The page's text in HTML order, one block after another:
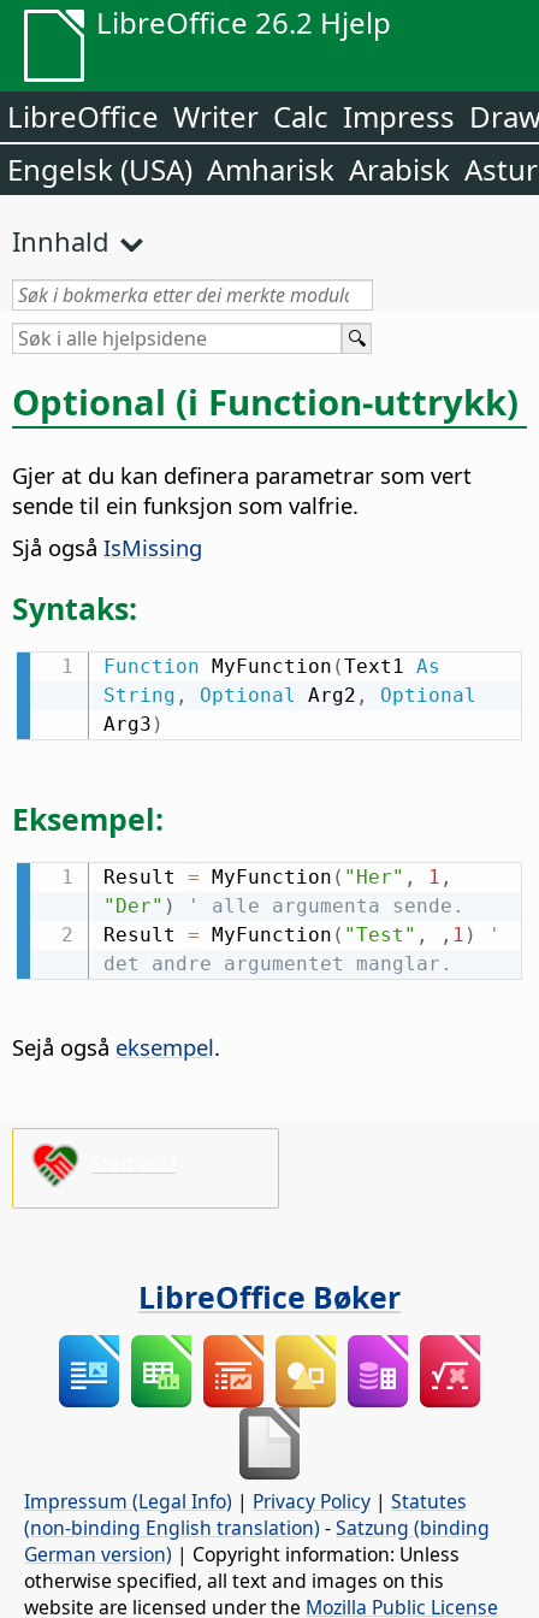
LibreOffice 26.2 Hjelp
LibreOffice Writer Calc Impress
Engelsk (USA) Amharisk Arabisk
Innhald
Optional (i Function-uttrykk)
Gjer at du kan definera parametrar som vert
sende til ein funksjon som valfrie.
Sjå også IsMissing
Syntaks:
Function MyFunction (Text1 As
String , Optional Arg2 ,
Optional
Arg3 )
Eksempel:
Result = MyFunction ( "Her" , 1 ,
"Der" )
' alle argumenta sende.
Result = MyFunction ( "Test" , , 1 )
'
det andre argumentet manglar.
Sejå også eksempel.
LibreOffice Bøker
Impressum (Legal Info) | Privacy Policy | Statutes
(non-binding English translation) -Satzung (binding
German version) | Copyright information: Unless
otherwise specified, all text and images on this
website are licensed under the Mozilla Public License